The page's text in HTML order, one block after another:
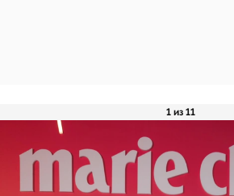
1 из 11